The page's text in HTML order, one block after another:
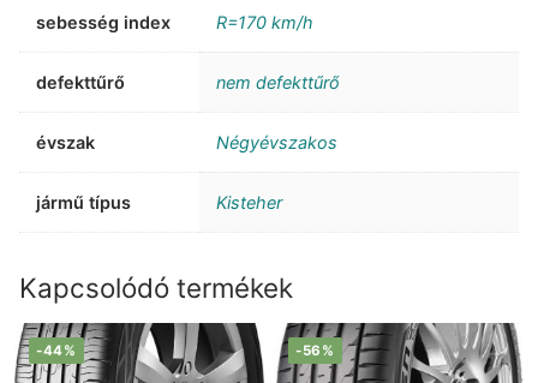
sebesség index R=170 km/h
defekttűrő nem defekttűrő
évszak Négyévszakos
jármű típus Kisteher
Kapcsolódó termékek
-44% -56%